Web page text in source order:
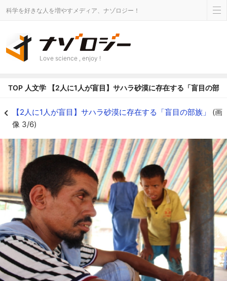
科学を好きな人を増やすメディア、ナゾロジー！
Love science , enjoy !
TOP 人文学 【2人に1人が盲目】サハラ砂漠に存在する「盲目の部
【2人に1人が盲目】サハラ砂漠に存在する「盲目の部族」 (画
像 3/6)